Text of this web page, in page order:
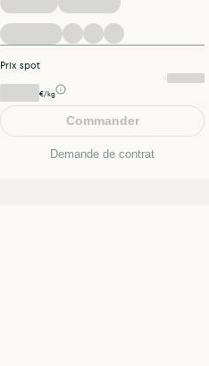
Prix spot
€/kg
Commander
Demande de contrat